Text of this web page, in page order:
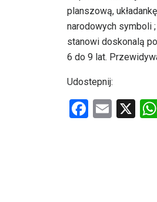
planszową,
narodowych symboli
stanowi doskonalą
6 do 9 lat.
Udostepnij:
F
E
X